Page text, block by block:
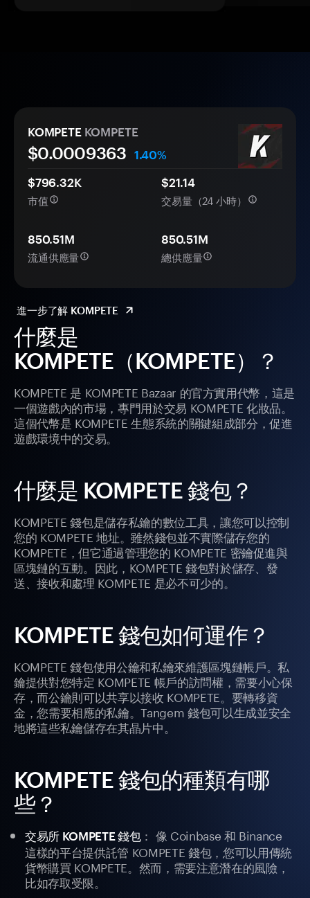
什麼是
KOMPETE（KOMPETE）？
KOMPETE 是 KOMPETE Bazaar 的官方實用代幣，這是
一個遊戲內的市場，專門用於交易 KOMPETE 化妝品。
這個代幣是 KOMPETE 生態系統的關鍵組成部分，促進
遊戲環境中的交易。
什麼是 KOMPETE 錢包？
KOMPETE 錢包是儲存私鑰的數位工具，讓您可以控制
您的 KOMPETE 地址。雖然錢包並不實際儲存您的
KOMPETE，但它通過管理您的 KOMPETE 密鑰促進與
區塊鏈的互動。因此，KOMPETE 錢包對於儲存、發
送、接收和處理 KOMPETE 是必不可少的。
KOMPETE 錢包如何運作？
KOMPETE 錢包使用公鑰和私鑰來維護區塊鏈帳戶。私
鑰提供對您特定 KOMPETE 帳戶的訪問權，需要小心保
存，而公鑰則可以共享以接收 KOMPETE。要轉移資
金，您需要相應的私鑰。Tangem 錢包可以生成並安全
地將這些私鑰儲存在其晶片中。
KOMPETE 錢包的種類有哪
些？
交易所 KOMPETE 錢包： 像 Coinbase 和 Binance
這樣的平台提供託管 KOMPETE 錢包，您可以用傳統
貨幣購買 KOMPETE。然而，需要注意潛在的風險，
比如存取受限。
KOMPETE KOMPETE
$0.0009363
1.40%
$796.32K
市值
$21.14
交易量（24 小時）
850.51M
流通供應量
850.51M
總供應量
進一步了解 KOMPETE